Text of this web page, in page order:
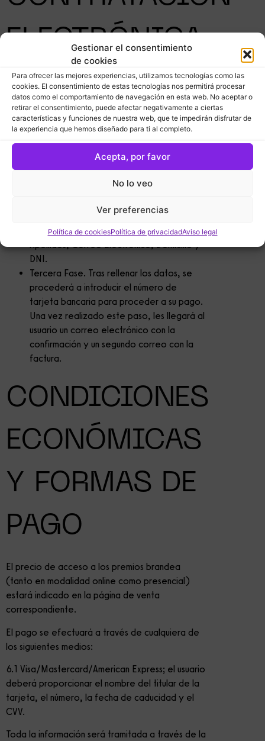
Gestionar el consentimiento
de cookies
Para ofrecer las mejores experiencias, utilizamos tecnologías como las
cookies. El consentimiento de estas tecnologías nos permitirá procesar
datos como el comportamiento de navegación en esta web. No aceptar o
retirar el consentimiento, puede afectar negativamente a ciertas
características y funciones de nuestra web, que te impedirán disfrutar de
la experiencia que hemos diseñado para ti al completo.
Acepta, por favor
No lo veo
Ver preferencias
Política de cookiesPolítica de privacidadAviso legal
ELECTRÓNICA
El proceso de contratación se realizará en el
momento en el que los plazos de inscripciones a
los premios Brandea se encuentren abiertos,
dividiéndose el proceso en 3 fases:
Primera Fase. El usuario podrá acceder a la
página de ventas desde diversos lugares
donde el usuario procederá a rellenar los
datos solicitados, Empresa, Nombre,
Apellidos, Correo Electrónico, Domicilio y
DNI.
Tercera Fase. Tras rellenar los datos, se
procederá a introducir el número de
tarjeta bancaria para proceder a su pago.
Una vez realizado este paso, les llegará al
usuario un correo electrónico con la
confirmación y un segundo correo con la
factura.
CONDICIONES
ECONÓMICAS
Y FORMAS DE
PAGO
El precio de acceso a los premios brandea
(tanto en modalidad online como presencial)
estará indicado en la página de venta
correspondiente.
El pago se efectuará a través de cualquiera de
los siguientes medios:
6.1 Visa/Mastercard/American Express; el usuario
deberá proporcionar el nombre del titular de la
tarjeta, el número, la fecha de caducidad y el
CVV.
Toda la información será tramitada a través de la